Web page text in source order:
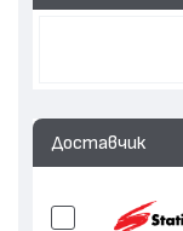
Доставчик